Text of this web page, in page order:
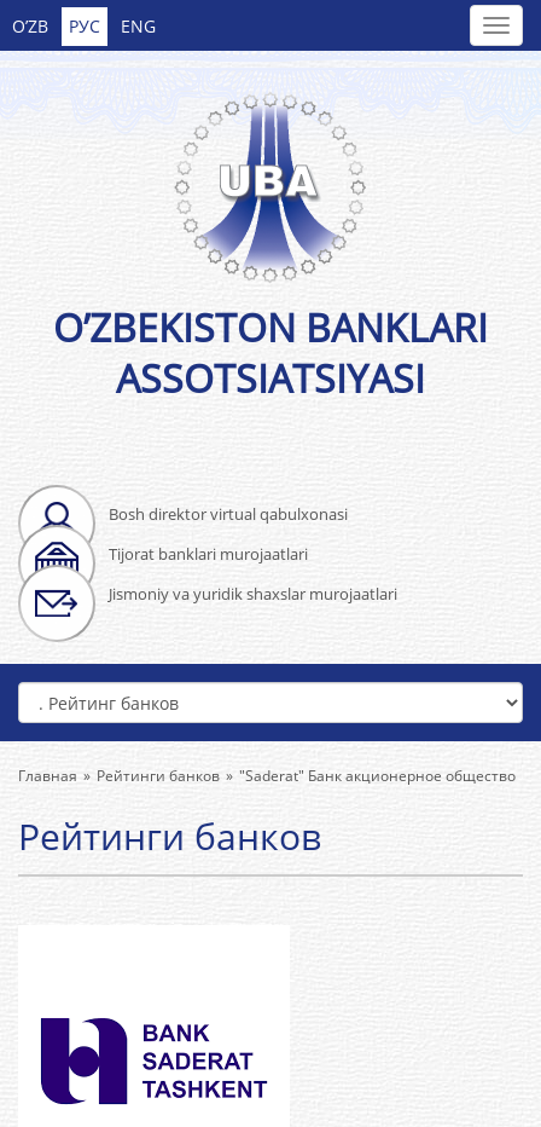
O’ZB РУС ENG
Bosh direktor virtual qabulxonasi
Tijorat banklari murojaatlari
Jismoniy va yuridik shaxslar murojaatlari
O’ZBEKISTON BANKLARI
ASSOTSIATSIYASI
Главная Рейтинги банков "Saderat" Банк акционерное общество
Рейтинги банков